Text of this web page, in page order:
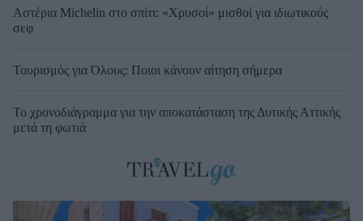
Αστέρια Michelin στο σπίτι: «Χρυσοί» μισθοί για ιδιωτικούς
σεφ
Τουρισμός για Όλους: Ποιοι κάνουν αίτηση σήμερα
Το χρονοδιάγραμμα για την αποκατάσταση της Δυτικής Αττικής
μετά τη φωτιά